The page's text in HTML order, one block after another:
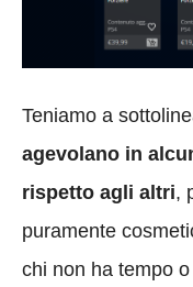
Teniamo a
agevolano in
rispetto agli altri,
puramente
chi non ha tempo